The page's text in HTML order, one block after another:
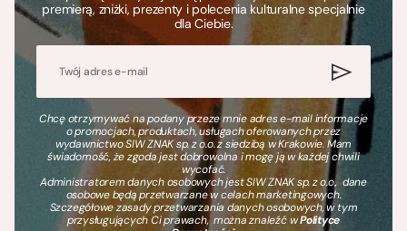
premierą, zniżki, prezenty i polecenia kulturalne specjalnie
dla Ciebie.
Chcę otrzymywać na podany przeze mnie adres e-mail informacje
o promocjach, produktach, usługach oferowanych przez
wydawnictwo SIW ZNAK sp. z o.o. z siedzibą w Krakowie. Mam
świadomość, że zgoda jest dobrowolna i mogę ją w każdej chwili
wycofać.
Administratorem danych osobowych jest SIW ZNAK sp. z o.o., dane
osobowe będą przetwarzane w celach marketingowych.
Szczegółowe zasady przetwarzania danych osobowych, w tym
przysługujących Ci prawach, można znaleźć wPolityce